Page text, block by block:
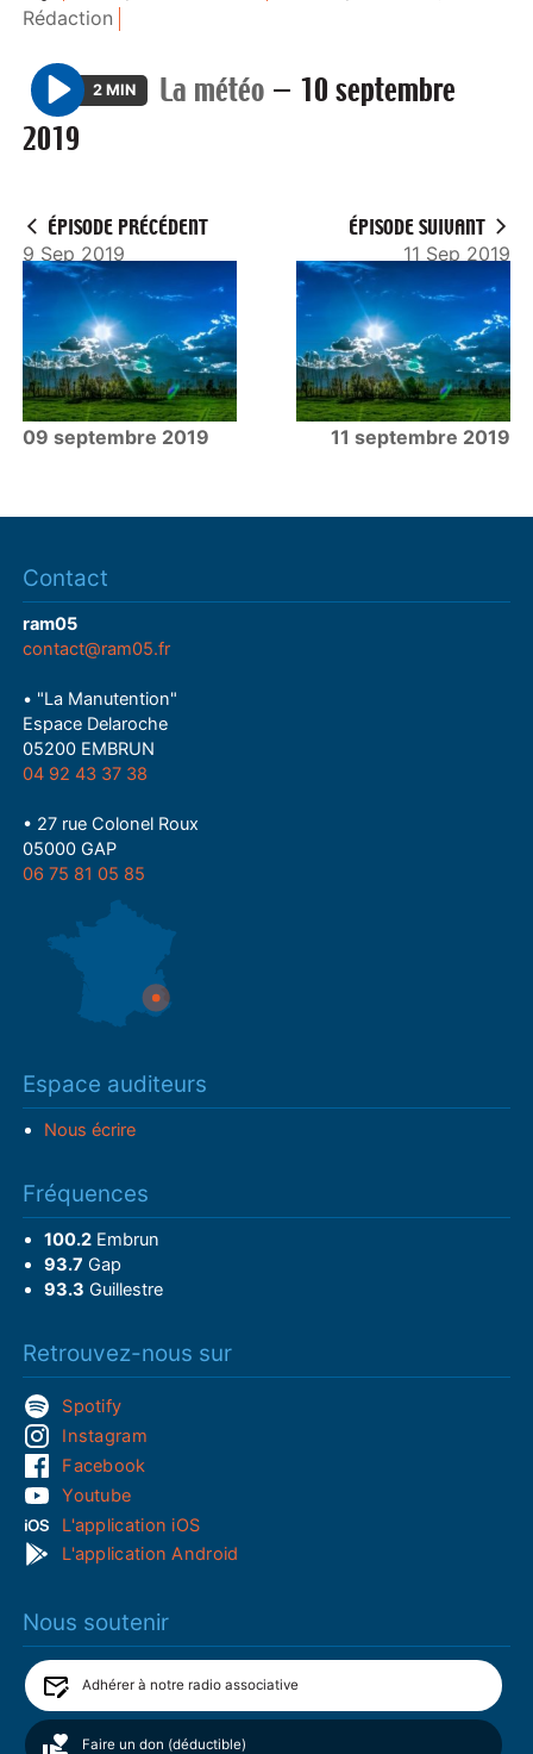
Rédaction
P
l
2 MIN La météo — 10 septembre
2019
ÉPISODE PRÉCÉDENT
9 Sep 2019
09 septembre 2019
ÉPISODE SUIVANT
11 Sep 2019
11 septembre 2019
Contact
ram05
contact@ram05.fr
• "La Manutention"
Espace Delaroche
05200 EMBRUN
04 92 43 37 38
• 27 rue Colonel Roux
05000 GAP
06 75 81 05 85
Espace auditeurs
Nous écrire
Fréquences
100.2Embrun
93.7 Gap
93.3 Guillestre
Retrouvez-nous sur
Spotify
Instagram
Facebook
Youtube
L'application iOS
L'application Android
Nous soutenir
Adhérer à notre radio associative
Faire un don (déductible)